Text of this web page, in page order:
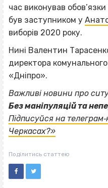
час виконував
був заступником у
виборів 2020 року.
Нині Валентин
директора
«Дніпро».
Важливі новини про
Без маніпуляцій та
Підписуйся на
Черкасах?»
Поділитись статтею